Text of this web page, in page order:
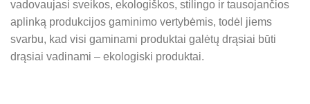
vadovaujasi sveikos, ekologiškos, stilingo ir tausojančios
aplinką produkcijos gaminimo vertybėmis, todėl jiems
svarbu, kad visi gaminami produktai galėtų drąsiai būti
drąsiai vadinami – ekologiski produktai.